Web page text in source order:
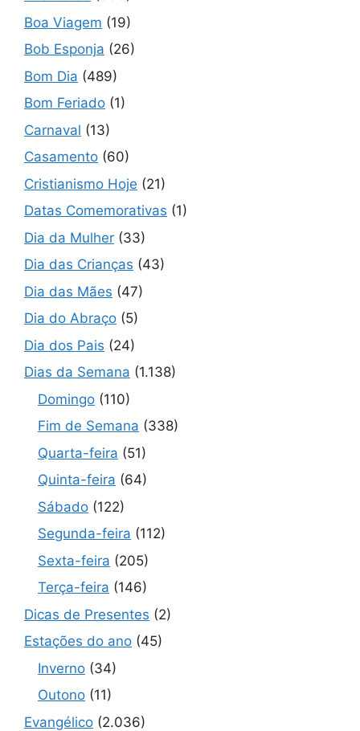
Boa Viagem (19)
Bob Esponja (26)
Bom Dia (489)
Bom Feriado (1)
Carnaval (13)
Casamento (60)
Cristianismo Hoje (21)
Datas Comemorativas (1)
Dia da Mulher (33)
Dia das Crianças (43)
Dia das Mães (47)
Dia do Abraço (5)
Dia dos Pais (24)
Dias da Semana (1.138)
Domingo (110)
Fim de Semana (338)
Quarta-feira (51)
Quinta-feira (64)
Sábado (122)
Segunda-feira (112)
Sexta-feira (205)
Terça-feira (146)
Dicas de Presentes (2)
Estações do ano (45)
Inverno (34)
Outono (11)
Evangélico (2.036)